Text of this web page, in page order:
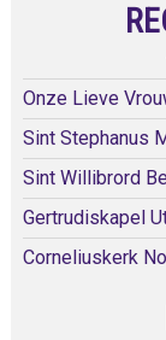
Onze Lieve
Sint Stephanus
Sint Willibrord
Gertrudiskapel
Corneliuskerk